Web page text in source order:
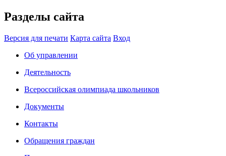
Разделы сайта
Версия для печати Карта сайта Вход
Об управлении
Деятельность
Всероссийская олимпиада школьников
Документы
Контакты
Обращения граждан